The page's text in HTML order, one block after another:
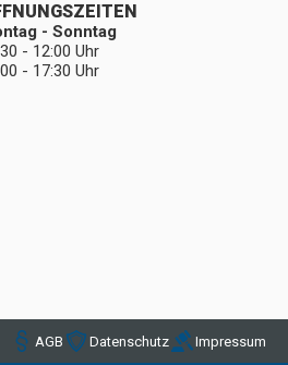
- Sonntag
- 12:00 Uhr
- 17:30 Uhr
AGB Datenschutz Impressum